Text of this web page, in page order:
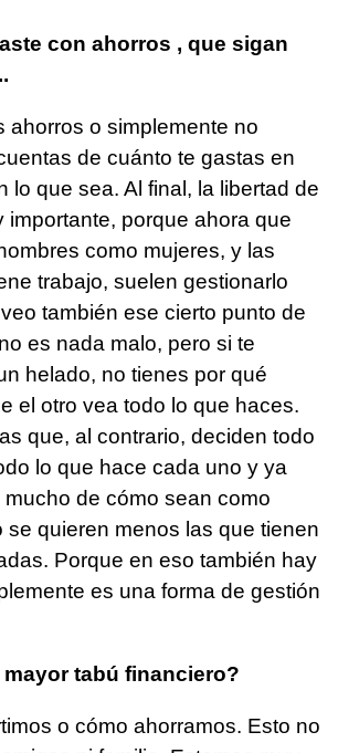
con ahorros , que sigan
o simplemente no
de cuánto te gastas en
lo que sea. Al final, la libertad de
importante, porque ahora que
como mujeres, y las
trabajo, suelen gestionarlo
también ese cierto punto de
es nada malo, pero si te
helado, no tienes por qué
el otro vea todo lo que haces.
que, al contrario, deciden todo
lo que hace cada uno y ya
de cómo sean como
se quieren menos las que tienen
Porque en eso también hay
es una forma de gestión
tabú financiero?
o cómo ahorramos. Esto no